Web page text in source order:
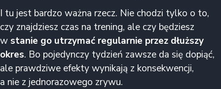
I tu jest bardzo ważna rzecz. Nie chodzi tylko o to,
czy znajdziesz czas na trening, ale czy będziesz
w stanie go utrzymać regularnie przez dłuższy
okres. Bo pojedynczy tydzień zawsze da się dopiąć,
ale prawdziwe efekty wynikają z konsekwencji,
a nie z jednorazowego zrywu.